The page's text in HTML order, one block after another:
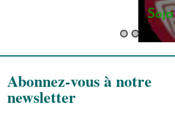
Abonnez-vous à notre
newsletter